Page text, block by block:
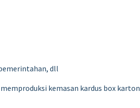
dll
kemasan kardus box karton